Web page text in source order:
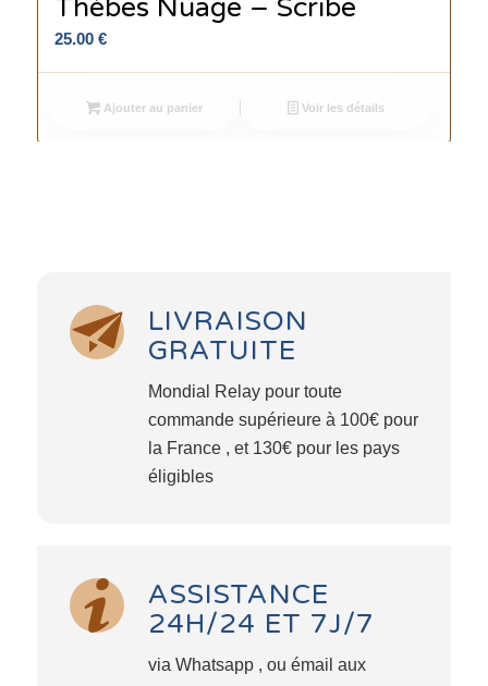
Thèbes Nuage – Scribe
25.00 €
Ajouter au panier Voir les détails
LIVRAISON
GRATUITE
Mondial Relay pour toute
commande supérieure à 100€ pour
la France , et 130€ pour les pays
éligibles
ASSISTANCE
24H/24 ET 7J/7
via Whatsapp , ou émail aux